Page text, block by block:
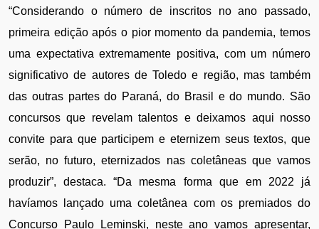
“Considerando o número de inscritos no ano passado,
primeira edição após o pior momento da pandemia, temos
uma expectativa extremamente positiva, com um número
significativo de autores de Toledo e região, mas também
das outras partes do Paraná, do Brasil e do mundo. São
concursos que revelam talentos e deixamos aqui nosso
convite para que participem e eternizem seus textos, que
serão, no futuro, eternizados nas coletâneas que vamos
produzir”, destaca. “Da mesma forma que em 2022 já
havíamos lançado uma coletânea com os premiados do
Concurso Paulo Leminski, neste ano vamos apresentar,